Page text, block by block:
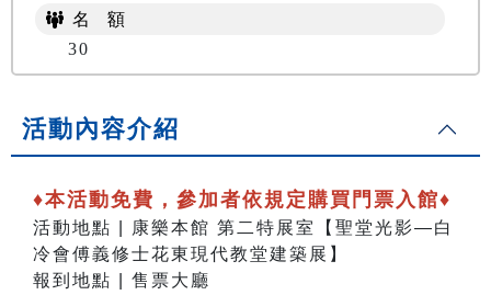
名 額
30
活動內容介紹
♦本活動免費，參加者依規定購買門票入館♦
活動地點 | 康樂本館 第二特展室【聖堂光影—白
冷會傅義修士花東現代教堂建築展】
報到地點 | 售票大廳